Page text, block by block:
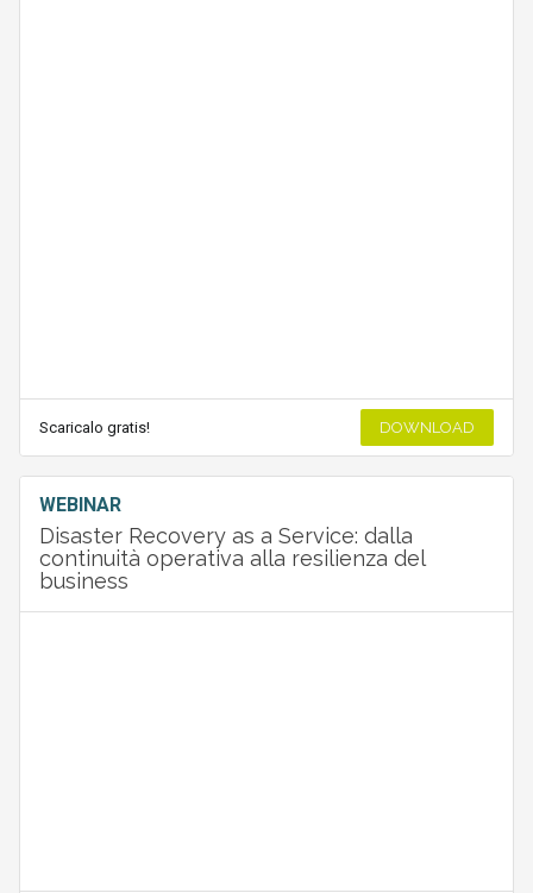
Scaricalo gratis! DOWNLOAD
WEBINAR
Disaster Recovery as a Service: dalla
continuità operativa alla resilienza del
business